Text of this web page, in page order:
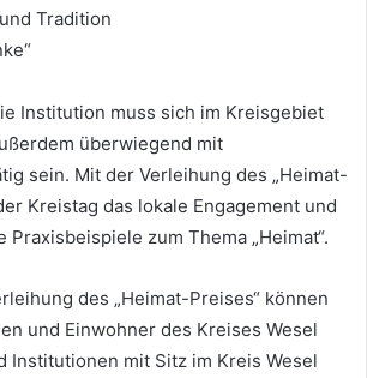
Tradition
Institution muss sich im Kreisgebiet
überwiegend mit
sein. Mit der Verleihung des „Heimat-
Kreistag das lokale Engagement und
Praxisbeispiele zum Thema „Heimat“.
des „Heimat-Preises“ können
und Einwohner des Kreises Wesel
Institutionen mit Sitz im Kreis Wesel